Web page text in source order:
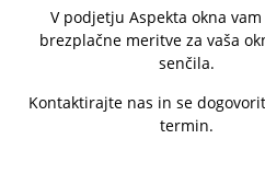
V podjetju Aspekta okna
brezplačne meritve za vaša
senčila.
Kontaktirajte nas in se
termin.